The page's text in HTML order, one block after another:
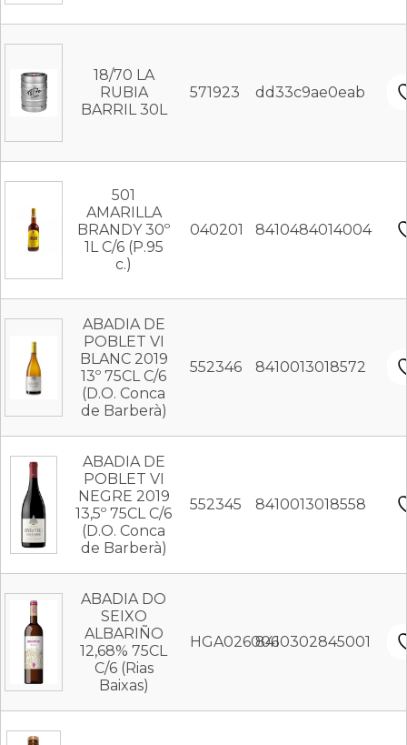
18/70 LA
RUBIA
BARRIL 30L
571923 dd33c9ae0eab
501
AMARILLA
BRANDY 30º
1L C/6 (P.95
c.)
040201 8410484014004
ABADIA DE
POBLET VI
BLANC 2019
13º 75CL C/6
(D.O. Conca
de Barberà)
552346 8410013018572
ABADIA DE
POBLET VI
NEGRE 2019
13,5º 75CL C/6
(D.O. Conca
de Barberà)
552345 8410013018558
ABADIA DO
SEIXO
ALBARIÑO
12,68% 75CL
C/6 (Rias
Baixas)
HGA0260068410302845001